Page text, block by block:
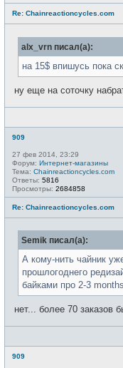
Re: Chainreactioncycles.com
alx_vrn писал(а):
на 15$ впишусь пока
ну еще на соточку
909
27 фев 2014, 23:29
Форум: Интернет-магазины
Тема: Chainreactioncycles.com
Ответы: 5816
Просмотры: 2684858
Re: Chainreactioncycles.com
Semik писал(а):
А кому-нить чайник
прошлогоднего
байками про 2-3
нет... более 70 заказов
909